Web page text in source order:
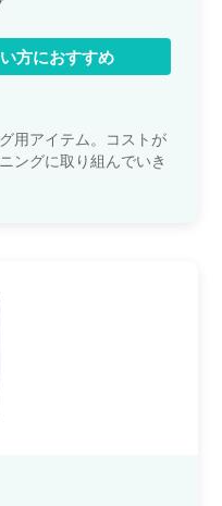
方におすすめ
用アイテム。コストが
ングに取り組んでいき